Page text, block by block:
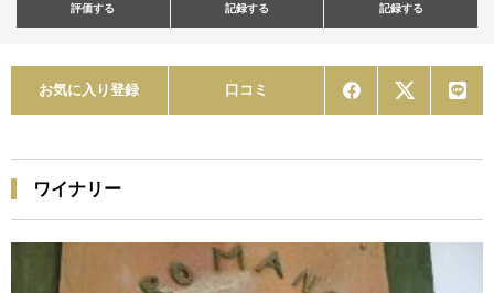
評価する
記録する
記録する
お気に入り登録 口コミ
ワイナリー